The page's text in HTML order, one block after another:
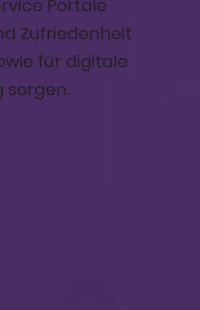
Portale
Zufriedenheit
für digitale
sorgen.